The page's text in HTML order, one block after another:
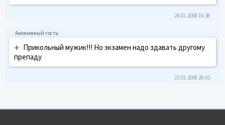
24.01.2008 16:38
+ Прикольный мужик!!! Но экзамен надо здавать другому
препаду
23.01.2008 20:42